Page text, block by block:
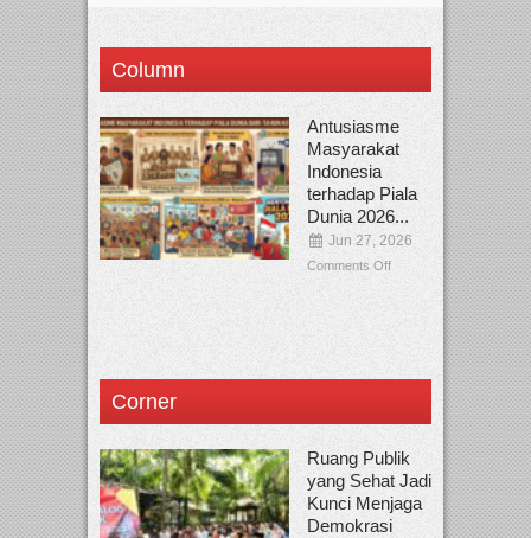
Column
Antusiasme
Masyarakat
Indonesia
terhadap Piala
Dunia 2026...
Jun 27, 2026
Comments Off
Corner
Ruang Publik
yang Sehat Jadi
Kunci Menjaga
Demokrasi